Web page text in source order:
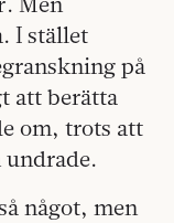
I stället
på
att berätta
om, trots att
något, men